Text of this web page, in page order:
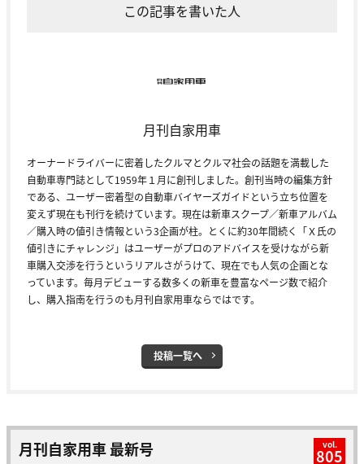
この記事を書いた人
月刊自家用車
オーナードライバーに密着したクルマとクルマ社会の話題を満載した
自動車専門誌として1959年１月に創刊しました。創刊当時の編集方針
である、ユーザー密着型の自動車バイヤーズガイドという立ち位置を
変えず現在も刊行を続けています。現在は新車スクープ／新車アルバム
／購入時の値引き情報という3企画が柱。とくに約30年間続く「Ｘ氏の
値引きにチャレンジ」はユーザーがプロのアドバイスを受けながら新
車購入交渉を行うというリアルさがうけて、現在でも人気の企画とな
っています。毎月デビューする数多くの新車を豊富なページ数で紹介
し、購入指南を行うのも月刊自家用車ならではです。
投稿一覧へ
月刊自家用車 最新号 vol.
805